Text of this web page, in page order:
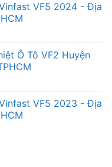
VF5 2024 - Địa
Ô Tô VF2 Huyện
VF5 2023 - Địa